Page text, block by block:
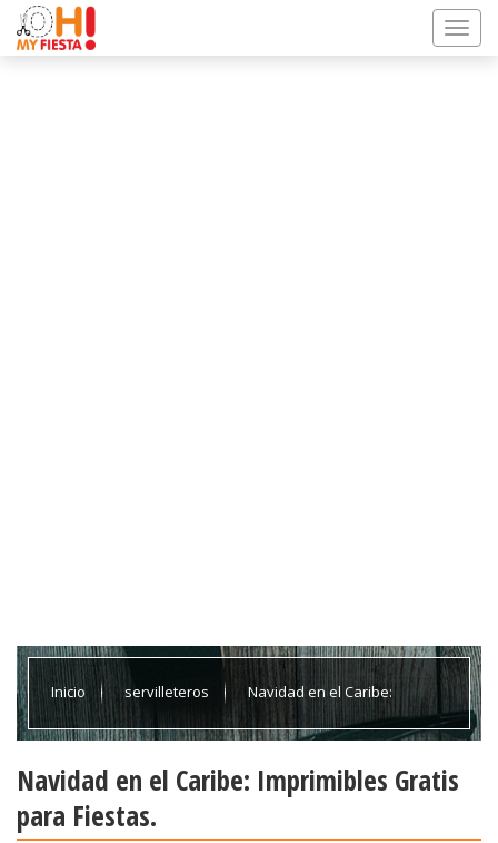
Inicio servilleteros Navidad en el Caribe:
Navidad en el Caribe: Imprimibles Gratis
para Fiestas.